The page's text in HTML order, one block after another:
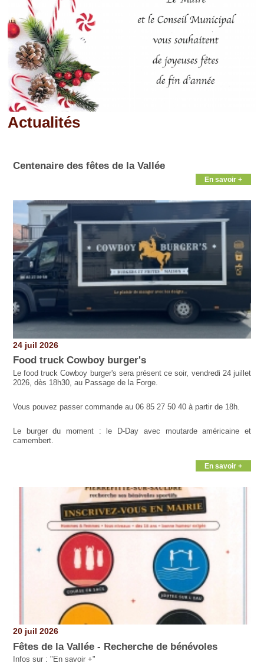
Actualités
Centenaire des fêtes de la Vallée
En savoir +
24 juil 2026
Food truck Cowboy burger's
Le food truck Cowboy burger's sera présent ce soir, vendredi 24 juillet
2026, dès 18h30, au Passage de la Forge.
Vous pouvez passer commande au 06 85 27 50 40 à partir de 18h.
Le burger du moment : le D-Day avec moutarde américaine et
camembert.
En savoir +
20 juil 2026
Fêtes de la Vallée - Recherche de bénévoles
Infos sur : "En savoir +"